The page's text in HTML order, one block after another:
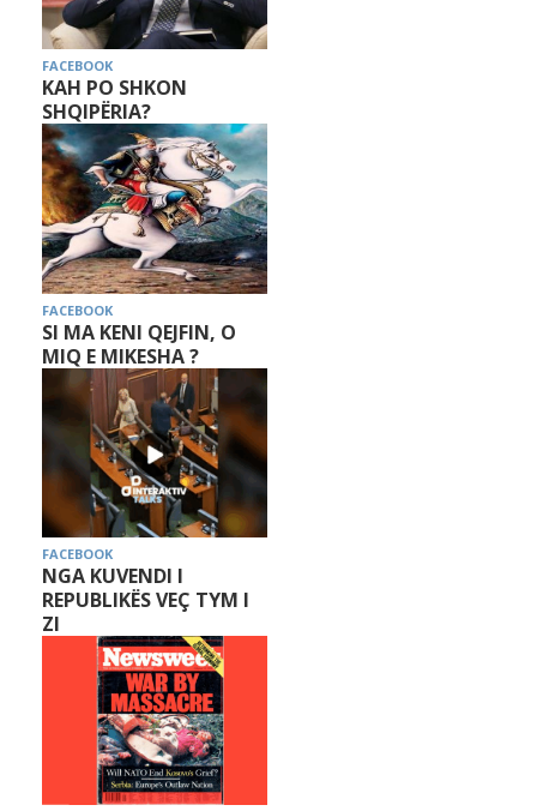
FACEBOOK
KAH PO SHKON
SHQIPËRIA?
FACEBOOK
SI MA KENI QEJFIN, O
MIQ E MIKESHA ?
FACEBOOK
NGA KUVENDI I
REPUBLIKËS VEÇ TYM I
ZI